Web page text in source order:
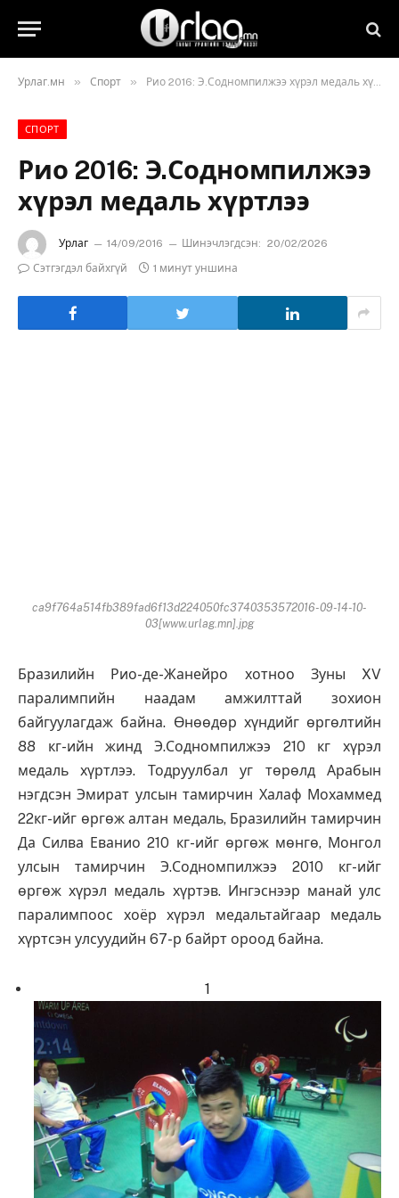
Урлаг.мн » Спорт » Рио 2016: Э.Содномпилжээ хүрэл медаль хүртлээ
СПОРТ
Рио 2016: Э.Содномпилжээ
хүрэл медаль хүртлээ
Урлаг 14/09/2016 Шинэчлэгдсэн: 20/02/2026
Сэтгэгдэл байхгүй
1 минут уншина
ca9f764a514fb389fad6f13d224050fc3740353572016-09-14-10-
03[www.urlag.mn].jpg
Бразилийн Рио-де-Жанейро хотноо Зуны XV
паралимпийн наадам амжилттай зохион
байгуулагдаж байна. Өнөөдөр хүндийг өргөлтийн
88 кг-ийн жинд Э.Содномпилжээ 210 кг хүрэл
медаль хүртлээ. Тодруулбал уг төрөлд Арабын
нэгдсэн Эмират улсын тамирчин Халаф Мохаммед
22кг-ийг өргөж алтан медаль, Бразилийн тамирчин
Да Силва Еванио 210 кг-ийг өргөж мөнгө, Монгол
улсын тамирчин Э.Содномпилжээ 2010 кг-ийг
өргөж хүрэл медаль хүртэв. Ингэснээр манай улс
паралимпоос хоёр хүрэл медальтайгаар медаль
хүртсэн улсуудийн 67-р байрт ороод байна.
1